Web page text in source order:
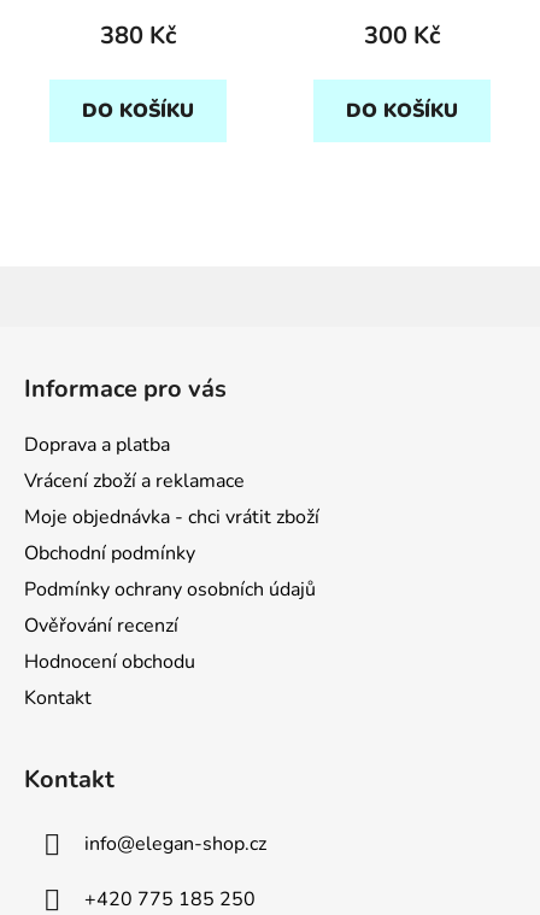
380 Kč
DO KOŠÍKU
300 Kč
DO KOŠÍKU
Informace pro vás
Doprava a platba
Vrácení zboží a reklamace
Moje objednávka - chci vrátit zboží
Obchodní podmínky
Podmínky ochrany osobních údajů
Ověřování recenzí
Hodnocení obchodu
Kontakt
Kontakt
info@elegan-shop.cz
+420 775 185 250